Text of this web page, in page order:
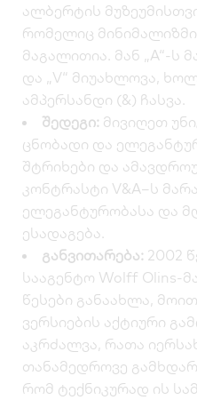
ალბერტის
რომელიც
მაგალითია. მან „A“-ს
და „V“ მიუახლოვა,
ამპერსანდი (&) ჩასვა.
შედეგი: მივიღეთ
ცნობადი და
შტრიხები და
კონტრასტი V&A–ს
ელეგანტურობასა და
ესადაგება.
განვითარება: 2002
სააგენტო Wolff Olins-
წესები განაახლა,
ვერსიების აქტიური
აკრძალვა, რათა
თანამედროვე
რომ ტექნიკურად ის